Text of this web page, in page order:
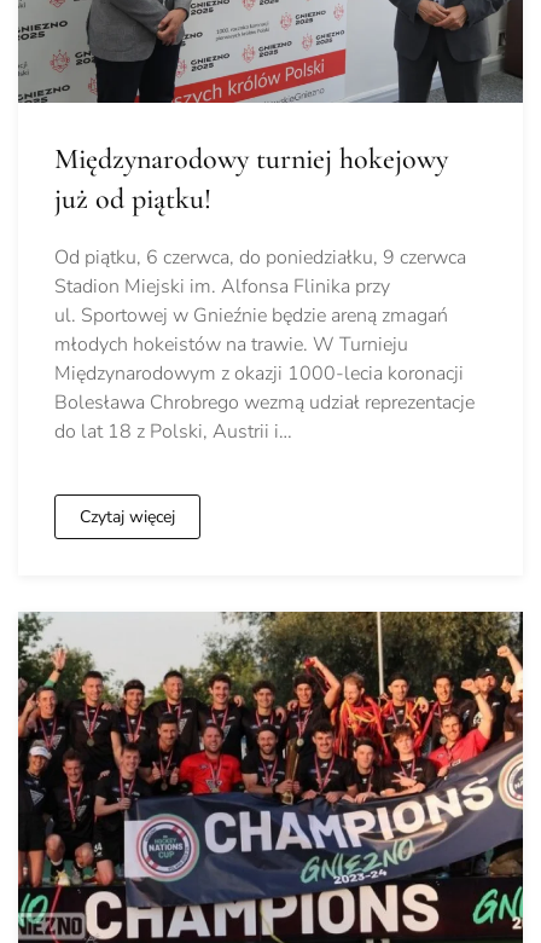
Międzynarodowy turniej hokejowy
już od piątku!
Od piątku, 6 czerwca, do poniedziałku, 9 czerwca
Stadion Miejski im. Alfonsa Flinika przy
ul. Sportowej w Gnieźnie będzie areną zmagań
młodych hokeistów na trawie. W Turnieju
Międzynarodowym z okazji 1000-lecia koronacji
Bolesława Chrobrego wezmą udział reprezentacje
do lat 18 z Polski, Austrii i…
Czytaj więcej